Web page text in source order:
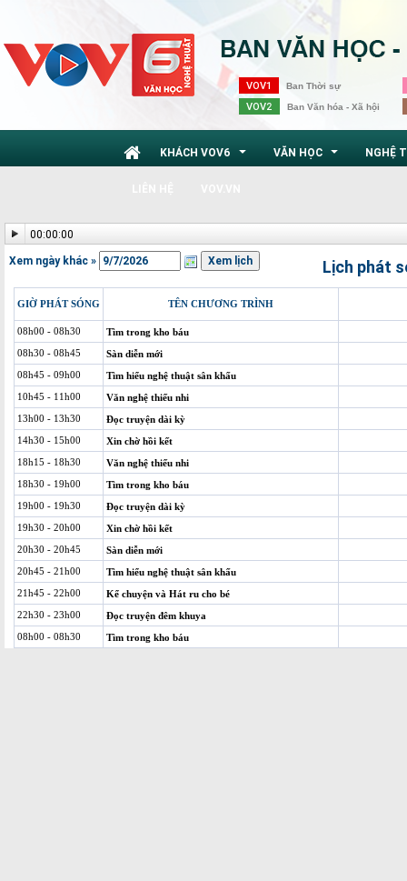
VOV1 Ban Thời sự
VOV2 Ban Văn hóa - Xã hội
KHÁCH VOV6 VĂN HỌC NGHỆ
00:00:00
Xem ngày khác » Lịch phát
GIỜ PHÁT SÓNG TÊN CHƯƠNG TRÌNH
08h00 - 08h30
Tìm trong kho báu
08h30 - 08h45
Sàn diễn mới
08h45 - 09h00
Tìm hiểu nghệ thuật sân khấu
10h45 - 11h00
Văn nghệ thiếu nhi
13h00 - 13h30
Đọc truyện dài kỳ
14h30 - 15h00
Xin chờ hồi kết
18h15 - 18h30
Văn nghệ thiếu nhi
18h30 - 19h00
Tìm trong kho báu
19h00 - 19h30
Đọc truyện dài kỳ
19h30 - 20h00
Xin chờ hồi kết
20h30 - 20h45
Sàn diễn mới
20h45 - 21h00
Tìm hiểu nghệ thuật sân khấu
21h45 - 22h00
Kể chuyện và Hát ru cho bé
22h30 - 23h00
Đọc truyện đêm khuya
08h00 - 08h30
Tìm trong kho báu